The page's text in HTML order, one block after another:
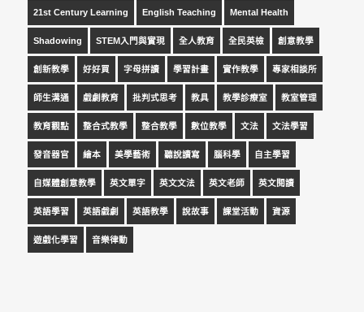
21st Century Learning English Teaching Mental Health
Shadowing STEM入門與實現 全人教育 全民英檢 創意教學
創新教學 好好買 字母拼讀 學習計畫 實作教學 專家相談所
師生溝通 戲劇教育 批判式思考 教具 教學診療室 教室管理
教育觀點 整合式教學 整合教學 數位教學 文法 文法學習
發音器官 繪本 美學藝術 聽說讀寫 腦科學 自主學習
自媒體創意教學 英文單字 英文文法 英文老師 英文閱讀
英語學習 英語戲劇 英語教學 說故事 課堂活動 資源
遊戲化學習 音樂律動